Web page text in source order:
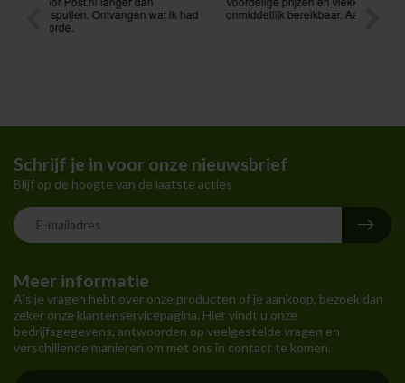
onmiddellijk bereikbaar. Aanrader !
Meer informatie
Als je vragen hebt over onze producten of je aankoop, bezoek dan
zeker onze klantenservicepagina. Hier vindt u onze
bedrijfsgegevens, antwoorden op veelgestelde vragen en
verschillende manieren om met ons in contact te komen.
Schrijf je in voor onze nieuwsbrief
Blijf op de hoogte van de laatste acties